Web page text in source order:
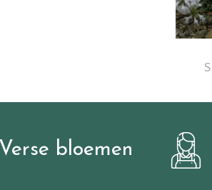
Verse bloemen